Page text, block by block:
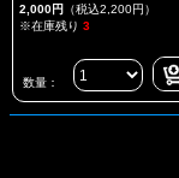
2,000円 （税込2,200円）
※在庫残り 3
数量：